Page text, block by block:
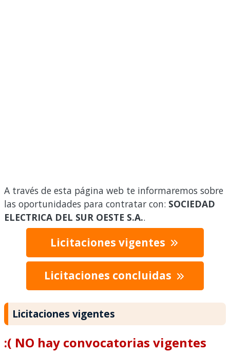
A través de esta página web te informaremos sobre
las oportunidades para contratar con: SOCIEDAD
ELECTRICA DEL SUR OESTE S.A..
Licitaciones vigentes
Licitaciones concluidas
Licitaciones vigentes
:( NO hay convocatorias vigentes